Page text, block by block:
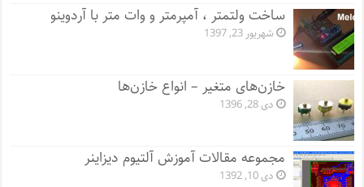
ساخت ولتمتر ، آمپرمتر و وات متر با آردوینو
شهریور 23, 1397
خازن‌های متغیر – انواع خازن‌ها
دی 28, 1396
مجموعه مقالات آموزش آلتیوم دیزاینر
دی 10, 1392